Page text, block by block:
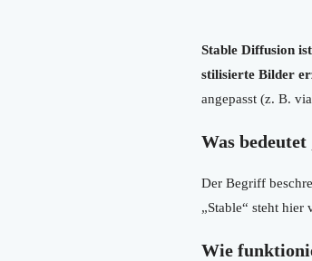
Stable Diffusion
stilisierte Bilder
angepasst (z. B. via
Was
Der Begriff
„Stable“ steht
Wie